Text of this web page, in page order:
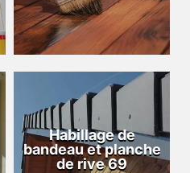
Habillage de
bandeau et planche
de rive 69